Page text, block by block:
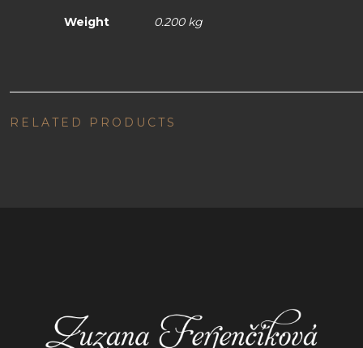
Weight 0.200 kg
RELATED PRODUCTS